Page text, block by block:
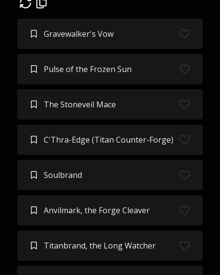
Gravewalker's Vow
Pulse of the Frozen Sun
The Stoneveil Mace
C'Thra-Edge (Titan Counter-Forge)
Soulbrand
Anvilmark, the Forge Cleaver
Titanbrand, the Long Watcher